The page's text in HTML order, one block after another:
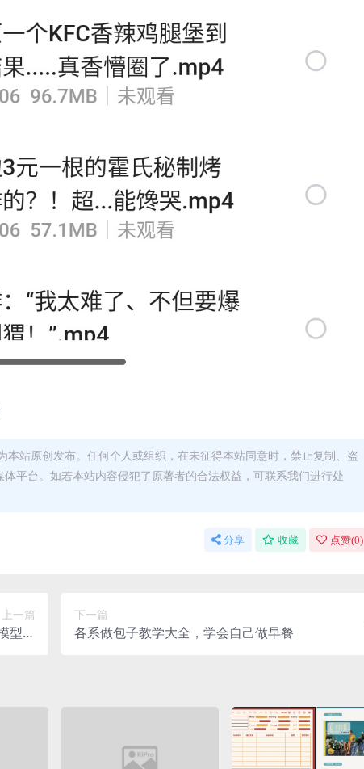
站原创发布。任何个人或组织，在未征得本站同意时，禁止复制、盗
平台。如若本站内容侵犯了原著者的合法权益，可联系我们进行处
分享 收藏 点赞(0)
上一篇
型＋
下一篇
各系做包子教学大全，学会自己做早餐